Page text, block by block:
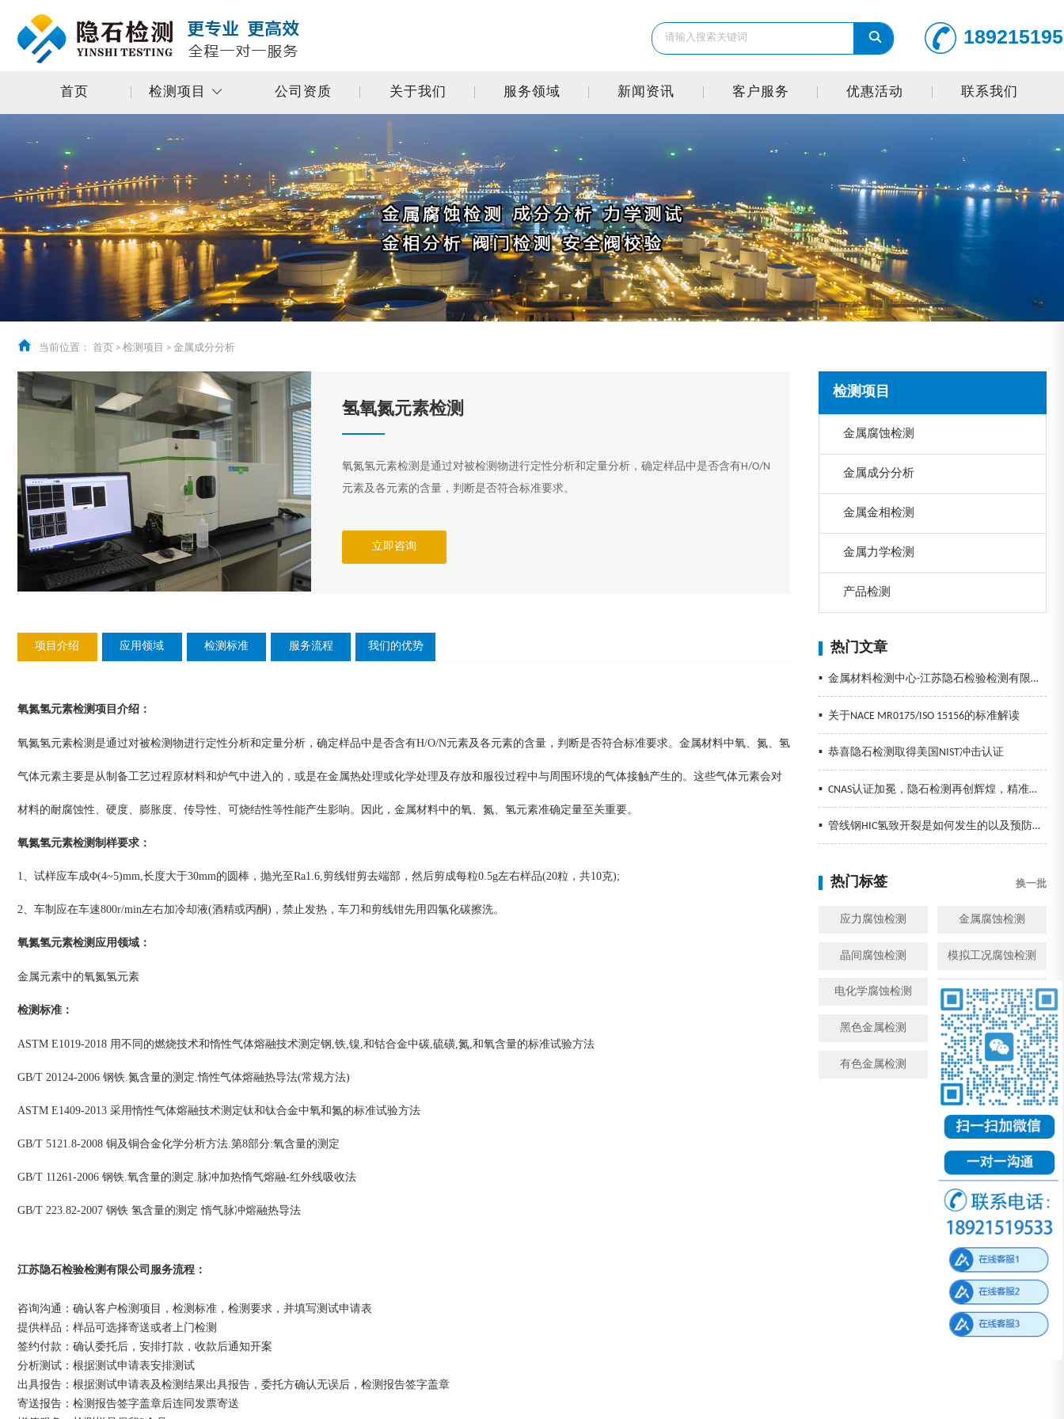
首页 检测项目 公司资质 关于我们 服务领域 新闻资讯 客户服务 优惠活动 联系我们
当前位置： 首页 > 检测项目 > 金属成分分析
检测项目
金属腐蚀检测
金属成分分析
金属金相检测
金属力学检测
产品检测
热门文章
▪ 金属材料检测中心-江苏隐石检验检测有限公司
▪ 关于NACE MR0175/ISO 15156的标准解读
▪ 恭喜隐石检测取得美国NIST冲击认证
▪ CNAS认证加冕，隐石检测再创辉煌，精准检测助力企业发展！
▪ 管线钢HIC氢致开裂是如何发生的以及预防措施
热门标签 换一批
应力腐蚀检测 金属腐蚀检测
晶间腐蚀检测 模拟工况腐蚀检测
电化学腐蚀检测 盐雾检测
黑色金属检测 金属成分检测
有色金属检测 微观金相检测
氢氧氮元素检测
氧氮氢元素检测是通过对被检测物进行定性分析和定量分析，确定样品中是否含有H/O/N
元素及各元素的含量，判断是否符合标准要求。
立即咨询
项目介绍 应用领域 检测标准 服务流程 我们的优势
氧氮氢元素检测项目介绍 ：
氧氮氢元素检测是通过对被检测物进行定性分析和定量分析，确定样品中是否含有H/O/N元素及各元素的含量，判断是否符合标准要求。金属材料中氧、氮、氢
气体元素主要是从制备工艺过程原材料和炉气中进入的，或是在金属热处理或化学处理及存放和服役过程中与周围环境的气体接触产生的。这些气体元素会对
材料的耐腐蚀性、硬度、膨胀度、传导性、可烧结性等性能产生影响。因此，金属材料中的氧、氮、氢元素准确定量至关重要。
氧氮氢元素检测制样要求：
1、试样应车成Φ(4~5)mm,长度大于30mm的圆棒，抛光至Ra1.6,剪线钳剪去端部，然后剪成每粒0.5g左右样品(20粒，共10克);
2、车制应在车速800r/min左右加冷却液(酒精或丙酮)，禁止发热，车刀和剪线钳先用四氯化碳擦洗。
氧氮氢元素检测应用领域 ：
金属元素中的氧氮氢元素
检测标准 ：
ASTM E1019-2018 用不同的燃烧技术和惰性气体熔融技术测定钢,铁,镍,和钴合金中碳,硫磺,氮,和氧含量的标准试验方法
GB/T 20124-2006 钢铁.氮含量的测定.惰性气体熔融热导法(常规方法)
ASTM E1409-2013 采用惰性气体熔融技术测定钛和钛合金中氧和氮的标准试验方法
GB/T 5121.8-2008 铜及铜合金化学分析方法.第8部分:氧含量的测定
GB/T 11261-2006 钢铁.氧含量的测定.脉冲加热惰气熔融-红外线吸收法
GB/T 223.82-2007 钢铁 氢含量的测定 惰气脉冲熔融热导法
江苏隐石检验检测有限公司 服务流程 ：
咨询沟通：确认客户检测项目，检测标准，检测要求，并填写测试申请表
提供样品：样品可选择寄送或者上门检测
签约付款：确认委托后，安排打款，收款后通知开案
分析测试：根据测试申请表安排测试
出具报告：根据测试申请表及检测结果出具报告，委托方确认无误后，检测报告签字盖章
寄送报告：检测报告签字盖章后连同发票寄送